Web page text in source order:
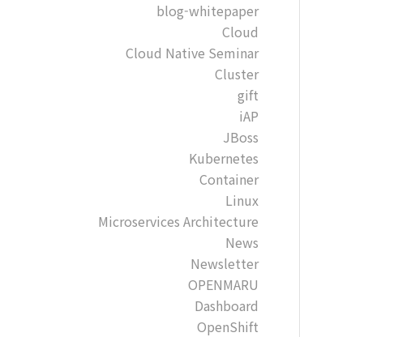
blog-whitepaper
Cloud
Cloud Native Seminar
Cluster
gift
iAP
JBoss
Kubernetes
Container
Linux
Microservices Architecture
News
Newsletter
OPENMARU
Dashboard
OpenShift